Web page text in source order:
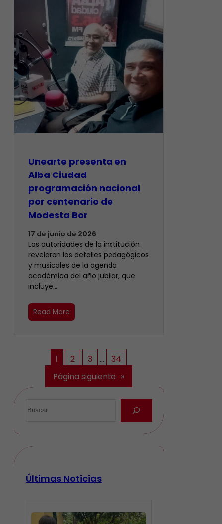
​Unearte presenta en
Alba Ciudad
programación nacional
por centenario de
Modesta Bor
17 de junio de 2026
Las autoridades de la institución
revelaron los detalles pedagógicos
y musicales de la agenda
académica del año jubilar, que
incluye…
Read More
1 2 3 …
34
Página siguiente »
Últimas Noticias